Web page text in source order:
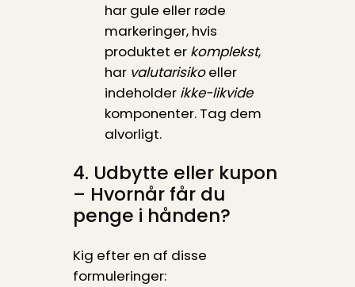
har gule eller røde
markeringer, hvis
produktet er komplekst,
har valutarisikoeller
indeholder ikke-likvide
komponenter. Tag dem
alvorligt.
4. Udbytte eller kupon
– Hvornår får du
penge i hånden?
Kig efter en af disse
formuleringer: